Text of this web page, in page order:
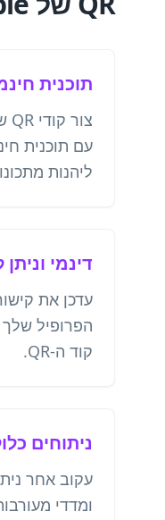
תוכנית
עם תוכנית
ליהנות
דינמי
עדכן את
הפרופיל
קוד ה-QR.
ניתוחים
עקוב אחר
ומדדי